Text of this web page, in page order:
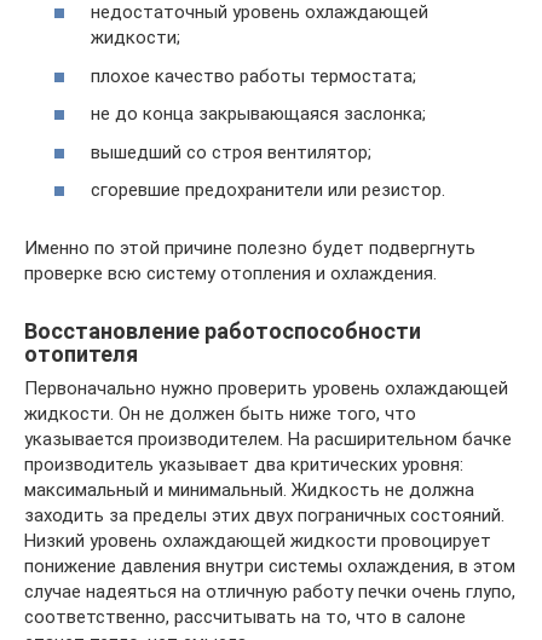
недостаточный уровень охлаждающей
жидкости;
плохое качество работы термостата;
не до конца закрывающаяся заслонка;
вышедший со строя вентилятор;
сгоревшие предохранители или резистор.
Именно по этой причине полезно будет подвергнуть
проверке всю систему отопления и охлаждения.
Восстановление работоспособности
отопителя
Первоначально нужно проверить уровень охлаждающей
жидкости. Он не должен быть ниже того, что
указывается производителем. На расширительном бачке
производитель указывает два критических уровня:
максимальный и минимальный. Жидкость не должна
заходить за пределы этих двух пограничных состояний.
Низкий уровень охлаждающей жидкости провоцирует
понижение давления внутри системы охлаждения, в этом
случае надеяться на отличную работу печки очень глупо,
соответственно, рассчитывать на то, что в салоне